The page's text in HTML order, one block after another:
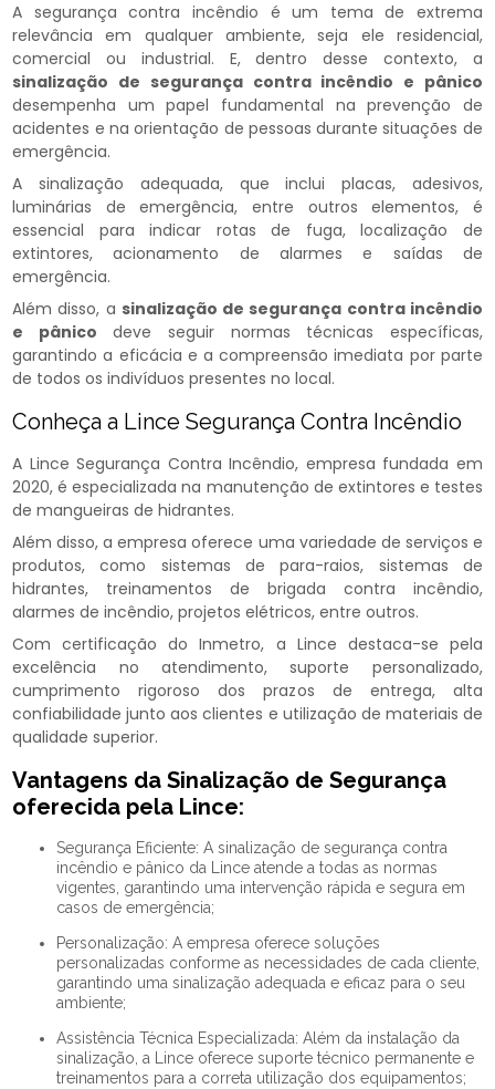
A segurança contra incêndio é um tema de extrema
relevância em qualquer ambiente, seja ele residencial,
comercial ou industrial. E, dentro desse contexto, a
sinalização de segurança contra incêndio e pânico
desempenha um papel fundamental na prevenção de
acidentes e na orientação de pessoas durante situações de
emergência.
A sinalização adequada, que inclui placas, adesivos,
luminárias de emergência, entre outros elementos, é
essencial para indicar rotas de fuga, localização de
extintores, acionamento de alarmes e saídas de
emergência.
Além disso, a sinalização de segurança contra incêndio
e pânico deve seguir normas técnicas específicas,
garantindo a eficácia e a compreensão imediata por parte
de todos os indivíduos presentes no local.
Conheça a Lince Segurança Contra Incêndio
A Lince Segurança Contra Incêndio, empresa fundada em
2020, é especializada na manutenção de extintores e testes
de mangueiras de hidrantes.
Além disso, a empresa oferece uma variedade de serviços e
produtos, como sistemas de para-raios, sistemas de
hidrantes, treinamentos de brigada contra incêndio,
alarmes de incêndio, projetos elétricos, entre outros.
Com certificação do Inmetro, a Lince destaca-se pela
excelência no atendimento, suporte personalizado,
cumprimento rigoroso dos prazos de entrega, alta
confiabilidade junto aos clientes e utilização de materiais de
qualidade superior.
Vantagens da Sinalização de Segurança
oferecida pela Lince:
Segurança Eficiente: A sinalização de segurança contra
incêndio e pânico da Lince atende a todas as normas
vigentes, garantindo uma intervenção rápida e segura em
casos de emergência;
Personalização: A empresa oferece soluções
personalizadas conforme as necessidades de cada cliente,
garantindo uma sinalização adequada e eficaz para o seu
ambiente;
Assistência Técnica Especializada: Além da instalação da
sinalização, a Lince oferece suporte técnico permanente e
treinamentos para a correta utilização dos equipamentos;